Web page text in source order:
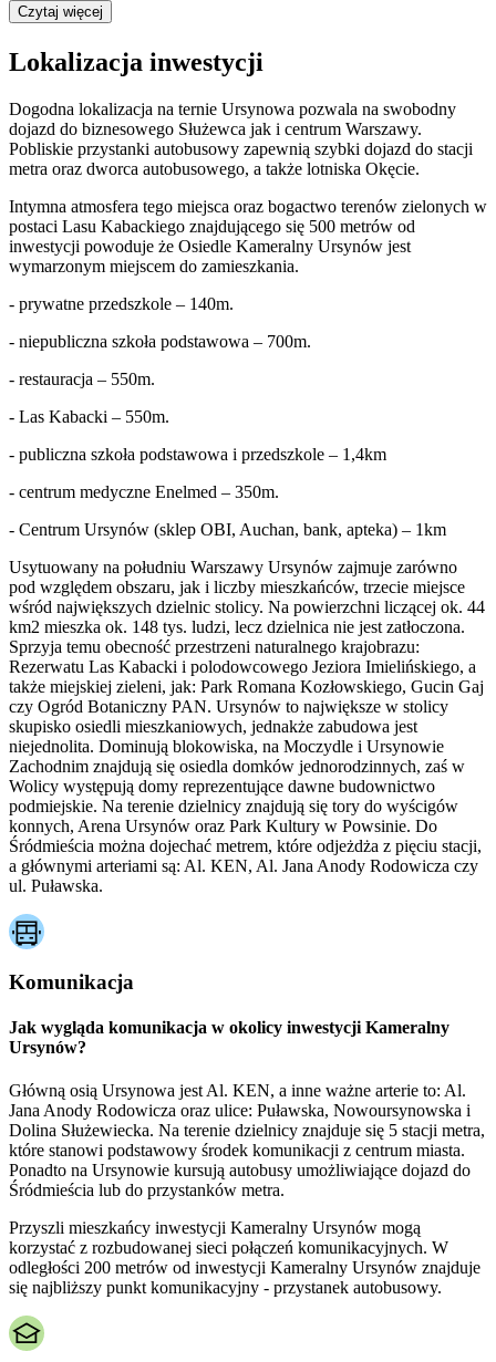
Czytaj więcej
Lokalizacja inwestycji
Dogodna lokalizacja na ternie Ursynowa pozwala na swobodny
dojazd do biznesowego Służewca jak i centrum Warszawy.
Pobliskie przystanki autobusowy zapewnią szybki dojazd do stacji
metra oraz dworca autobusowego, a także lotniska Okęcie.
Intymna atmosfera tego miejsca oraz bogactwo terenów zielonych w
postaci Lasu Kabackiego znajdującego się 500 metrów od
inwestycji powoduje że Osiedle Kameralny Ursynów jest
wymarzonym miejscem do zamieszkania.
- prywatne przedszkole – 140m.
- niepubliczna szkoła podstawowa – 700m.
- restauracja – 550m.
- Las Kabacki – 550m.
- publiczna szkoła podstawowa i przedszkole – 1,4km
- centrum medyczne Enelmed – 350m.
- Centrum Ursynów (sklep OBI, Auchan, bank, apteka) – 1km
Usytuowany na południu Warszawy Ursynów zajmuje zarówno
pod względem obszaru, jak i liczby mieszkańców, trzecie miejsce
wśród największych dzielnic stolicy. Na powierzchni liczącej ok. 44
km2 mieszka ok. 148 tys. ludzi, lecz dzielnica nie jest zatłoczona.
Sprzyja temu obecność przestrzeni naturalnego krajobrazu:
Rezerwatu Las Kabacki i polodowcowego Jeziora Imielińskiego, a
także miejskiej zieleni, jak: Park Romana Kozłowskiego, Gucin Gaj
czy Ogród Botaniczny PAN. Ursynów to największe w stolicy
skupisko osiedli mieszkaniowych, jednakże zabudowa jest
niejednolita. Dominują blokowiska, na Moczydle i Ursynowie
Zachodnim znajdują się osiedla domków jednorodzinnych, zaś w
Wolicy występują domy reprezentujące dawne budownictwo
podmiejskie. Na terenie dzielnicy znajdują się tory do wyścigów
konnych, Arena Ursynów oraz Park Kultury w Powsinie. Do
Śródmieścia można dojechać metrem, które odjeżdża z pięciu stacji,
a głównymi arteriami są: Al. KEN, Al. Jana Anody Rodowicza czy
ul. Puławska.
Komunikacja
Jak wygląda komunikacja w okolicy inwestycji Kameralny
Ursynów?
Główną osią Ursynowa jest Al. KEN, a inne ważne arterie to: Al.
Jana Anody Rodowicza oraz ulice: Puławska, Nowoursynowska i
Dolina Służewiecka. Na terenie dzielnicy znajduje się 5 stacji metra,
które stanowi podstawowy środek komunikacji z centrum miasta.
Ponadto na Ursynowie kursują autobusy umożliwiające dojazd do
Śródmieścia lub do przystanków metra.
Przyszli mieszkańcy inwestycji Kameralny Ursynów mogą
korzystać z rozbudowanej sieci połączeń komunikacyjnych. W
odległości 200 metrów od inwestycji Kameralny Ursynów znajduje
się najbliższy punkt komunikacyjny - przystanek autobusowy.